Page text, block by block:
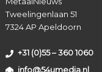
Tweelingenlaan 51
7324 AP Apeldoorn
+31 (0)55 – 360 1060
info@54umedia.nl